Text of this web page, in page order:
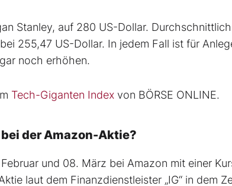
Stanley, auf 280 US-Dollar.
255,47 US-Dollar. In jedem Fall ist für
noch erhöhen.
Tech-Giganten Index von BÖRSE ONLINE.
der Amazon-Aktie?
und 08. März bei Amazon mit einer
laut dem Finanzdienstleister „IG“ in dem